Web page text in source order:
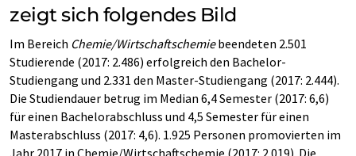
zeigt sich folgendes Bild
Im Bereich Chemie/Wirtschaftschemiebeendeten 2.501
Studierende (2017: 2.486) erfolgreich den Bachelor-
Studiengang und 2.331 den Master-Studiengang (2017: 2.444).
Die Studiendauer betrug im Median 6,4 Semester (2017: 6,6)
für einen Bachelorabschluss und 4,5 Semester für einen
Masterabschluss (2017: 4,6). 1.925 Personen promovierten im